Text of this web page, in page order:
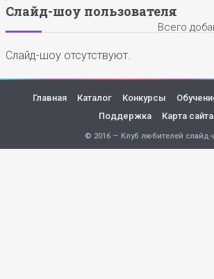
Слайд-шоу пользователя
Всего
Слайд-шоу отсутствуют.
Главная Каталог Конкурсы
Поддержка
Карта сайта
© 2016 — Клуб любителей слайд-